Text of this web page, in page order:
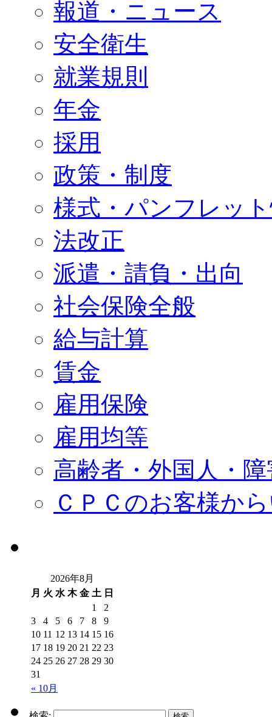
報道・ニュース
安全衛生
就業規則
年金
採用
政策・制度
様式・パンフレッ
法改正
派遣・請負・出向
社会保険全般
給与計算
賃金
雇用保険
雇用均等
高齢者・外国人・
ＣＰＣのお客様か
2026年8月
月 火 水 木 金 土 日
« 10月
1
2
3
4 5 6 7 8
9
10 11 12 13 14 15 16
17 18 19 20 21 22 23
24 25 26 27 28 29 30
31